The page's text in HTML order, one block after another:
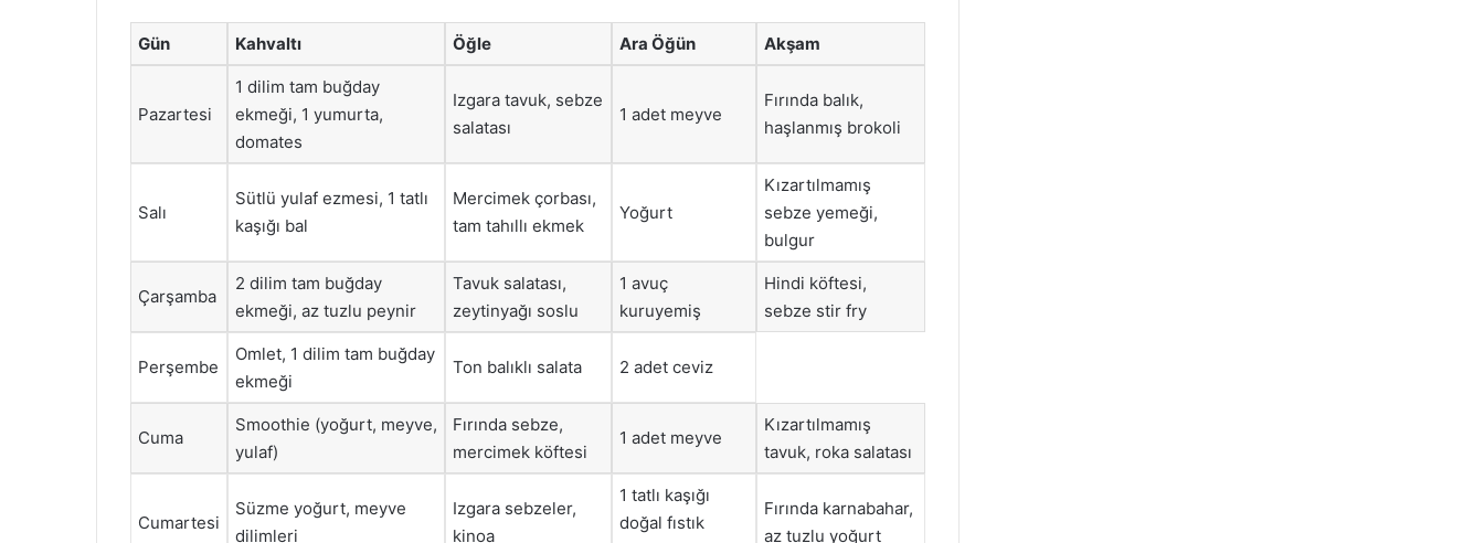
Gün Kahvaltı Öğle Ara Öğün Akşam
Pazartesi
1 dilim tam buğday
ekmeği, 1 yumurta,
domates
Izgara tavuk, sebze
salatası
1 adet meyve
Fırında balık,
haşlanmış brokoli
Salı
Sütlü yulaf ezmesi, 1 tatlı
kaşığı bal
Mercimek çorbası,
tam tahıllı ekmek
Yoğurt
Kızartılmamış
sebze yemeği,
bulgur
Çarşamba
2 dilim tam buğday
ekmeği, az tuzlu peynir
Tavuk salatası,
zeytinyağı soslu
1 avuç
kuruyemiş
Hindi köftesi,
sebze stir fry
Perşembe
Omlet, 1 dilim tam buğday
ekmeği
Ton balıklı salata 2 adet ceviz
Cuma
Smoothie (yoğurt, meyve,
yulaf)
Fırında sebze,
mercimek köftesi
1 adet meyve
Kızartılmamış
tavuk, roka salatası
Cumartesi
Süzme yoğurt, meyve
dilimleri
Izgara sebzeler,
kinoa
1 tatlı kaşığı
doğal fıstık
Fırında karnabahar,
az tuzlu yoğurt